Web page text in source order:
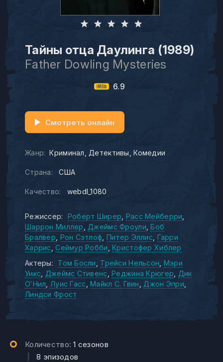
Тайны отца Даулинга (1989)
Father Dowling Mysteries
6.9
Жанр: Криминал Детективы Комедии
Страна: США
Качество: webdl_1080
Смотреть онлайн
Режиссер: Роберт Ширер Расс Мейберри
Шаррон Миллер
Джеймс Фроули Боб
Бралвер Рон Сэтлоф Питер Эллис Гарри
Харрис
Сеймур Робби Кристофер Хиблер
Актеры:
Том Босли Трейси Нельсон Мэри
Уикс
Джеймс Стивенс Реджина Крюгер
Дик
О’Нил
Луис Гасс Майкл С. Гвин
Джон Эпри
Линдси Фрост
Количество:1 сезонов
|8 эпизодов